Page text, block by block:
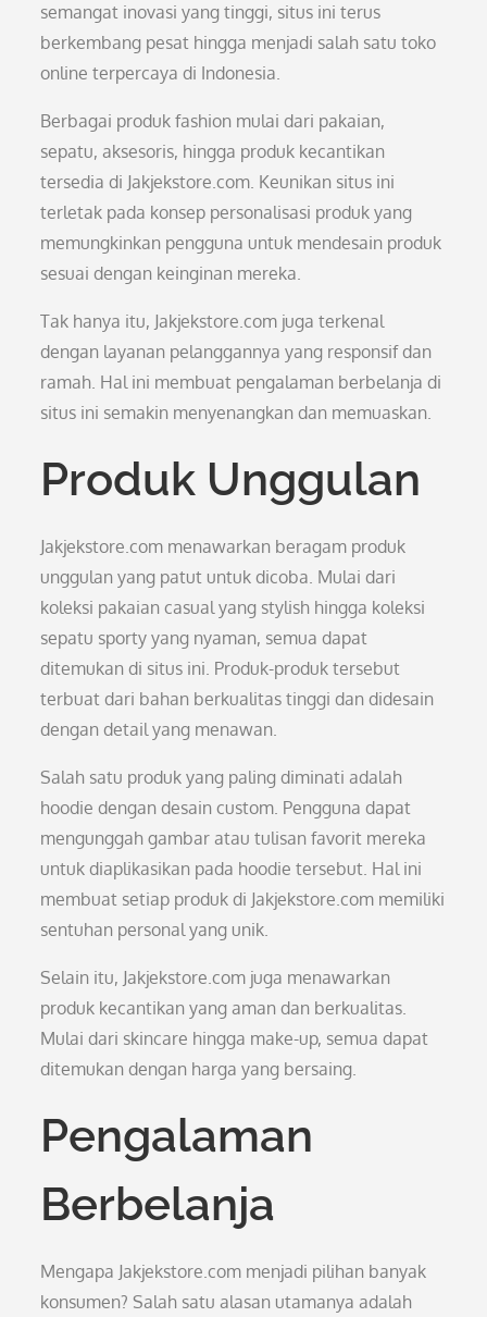
semangat inovasi yang tinggi, situs ini terus
berkembang pesat hingga menjadi salah satu toko
online terpercaya di Indonesia.
Berbagai produk fashion mulai dari pakaian,
sepatu, aksesoris, hingga produk kecantikan
tersedia di Jakjekstore.com. Keunikan situs ini
terletak pada konsep personalisasi produk yang
memungkinkan pengguna untuk mendesain produk
sesuai dengan keinginan mereka.
Tak hanya itu, Jakjekstore.com juga terkenal
dengan layanan pelanggannya yang responsif dan
ramah. Hal ini membuat pengalaman berbelanja di
situs ini semakin menyenangkan dan memuaskan.
Produk Unggulan
Jakjekstore.com menawarkan beragam produk
unggulan yang patut untuk dicoba. Mulai dari
koleksi pakaian casual yang stylish hingga koleksi
sepatu sporty yang nyaman, semua dapat
ditemukan di situs ini. Produk-produk tersebut
terbuat dari bahan berkualitas tinggi dan didesain
dengan detail yang menawan.
Salah satu produk yang paling diminati adalah
hoodie dengan desain custom. Pengguna dapat
mengunggah gambar atau tulisan favorit mereka
untuk diaplikasikan pada hoodie tersebut. Hal ini
membuat setiap produk di Jakjekstore.com memiliki
sentuhan personal yang unik.
Selain itu, Jakjekstore.com juga menawarkan
produk kecantikan yang aman dan berkualitas.
Mulai dari skincare hingga make-up, semua dapat
ditemukan dengan harga yang bersaing.
Pengalaman
Berbelanja
Mengapa Jakjekstore.com menjadi pilihan banyak
konsumen? Salah satu alasan utamanya adalah